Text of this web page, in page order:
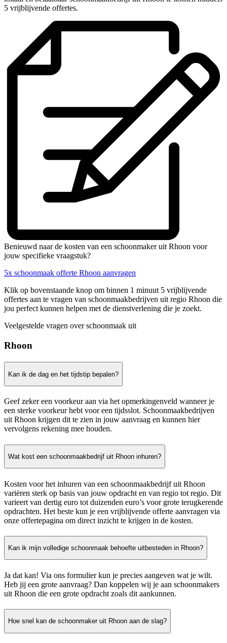
5 vrijblijvende offertes.
Benieuwd naar de kosten van een schoonmaker uit Rhoon voor
jouw specifieke vraagstuk?
5x schoonmaak offerte Rhoon aanvragen
Klik op bovenstaande knop om binnen 1 minuut 5 vrijblijvende
offertes aan te vragen van schoonmaakbedrijven uit regio Rhoon die
jou perfect kunnen helpen met de dienstverlening die je zoekt.
Veelgestelde vragen over schoonmaak uit
Rhoon
Kan ik de dag en het tijdstip bepalen?
Geef zeker een voorkeur aan via het opmerkingenveld wanneer je
een sterke voorkeur hebt voor een tijdsslot. Schoonmaakbedrijven
uit Rhoon krijgen dit te zien in jouw aanvraag en kunnen hier
vervolgens rekening mee houden.
Wat kost een schoonmaakbedrijf uit Rhoon inhuren?
Kosten voor het inhuren van een schoonmaakbedrijf uit Rhoon
variëren sterk op basis van jouw opdracht en van regio tot regio. Dit
varieert van dertig euro tot duizenden euro’s voor grote terugkerende
opdrachten. Het beste kun je een vrijblijvende offerte aanvragen via
onze offertepagina om direct inzicht te krijgen in de kosten.
Kan ik mijn volledige schoonmaak behoefte uitbesteden in Rhoon?
Ja dat kan! Via ons formulier kun je precies aangeven wat je wilt.
Heb jij een grote aanvraag? Dan koppelen wij je aan schoonmakers
uit Rhoon die een grote opdracht zoals dit aankunnen.
Hoe snel kan de schoonmaker uit Rhoon aan de slag?